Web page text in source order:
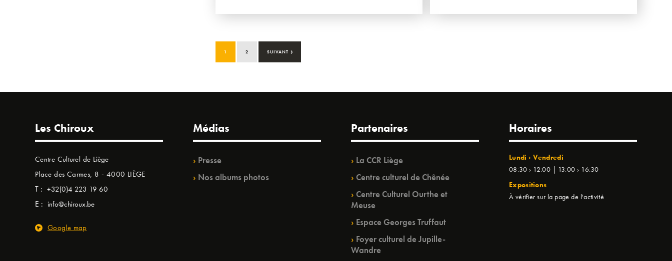
1 2 SUIVANT ›
Les Chiroux
Centre Culturel de Liège
Place des Carmes, 8 - 4000 LIÈGE
T : +32(0)4 223 19 60
E : info@chiroux.be
Google map
Médias
Presse
Nos albums photos
Partenaires
La CCR Liège
Centre culturel de Chênée
Centre Culturel Ourthe et
Meuse
Espace Georges Truffaut
Foyer culturel de Jupille-
Wandre
Horaires
Lundi › Vendredi
08:30 › 12:00 | 13:00 › 16:30
Expositions
À vérifier sur la page de l'activité